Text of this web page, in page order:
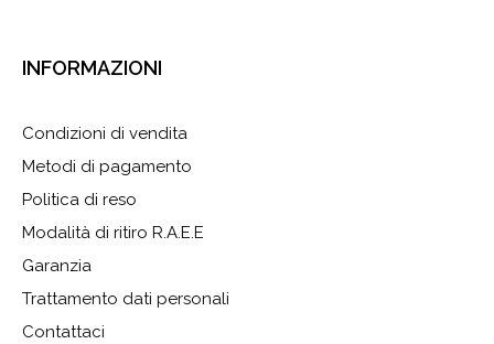
INFORMAZIONI
Condizioni di vendita
Metodi di pagamento
Politica di reso
Modalità di ritiro R.A.E.E
Garanzia
Trattamento dati personali
Contattaci